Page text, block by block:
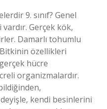
9. sınıf? Genel
Gerçek kök,
Damarlı tohumlu
özellikleri
hücre
organizmalardır.
kendi besinlerini